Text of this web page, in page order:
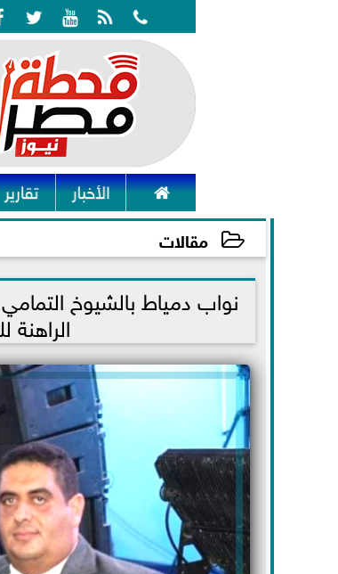
   
 الأخبار تقارير
مقالات
2024-01-29 21:18:28نواب دمياط بالشيوخ